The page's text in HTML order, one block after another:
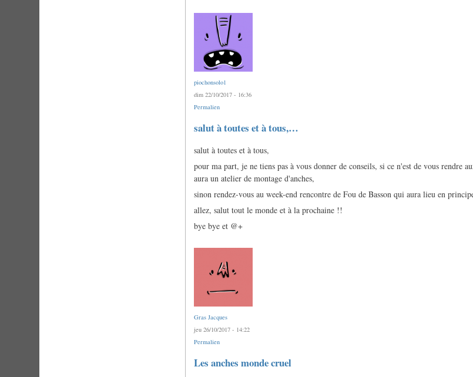
piochonsolo1
dim 22/10/2017 - 16:36
Permalien
salut à toutes et à tous,…
salut à toutes et à tous,
pour ma part, je ne tiens pas à vous donner de conseils, si ce n'est de vous rendre
aura un atelier de montage d'anches,
sinon rendez-vous au week-end rencontre de Fou de Basson qui aura lieu en
allez, salut tout le monde et à la prochaine !!
bye bye et @+
Gras Jacques
jeu 26/10/2017 - 14:22
Permalien
Les anches monde cruel